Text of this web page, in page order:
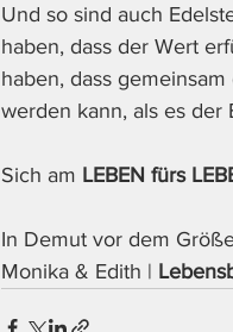
Und so sind auch
haben, dass der Wert
haben, dass
werden kann, als es der
Sich am LEBEN fürs
In Demut vor dem
Monika & Edith |